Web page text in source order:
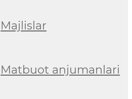
Majlislar
Matbuot anjumanlari